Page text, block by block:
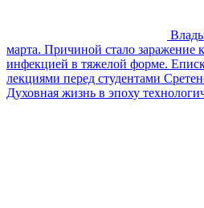
марта. Причиной стало заражение
инфекцией в тяжелой форме.
лекциями перед студентами
Духовная жизнь в эпоху